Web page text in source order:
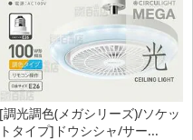
[調光調色(メガシリーズ)/ソケッ
トタイプ]ドウシシャ/サー...